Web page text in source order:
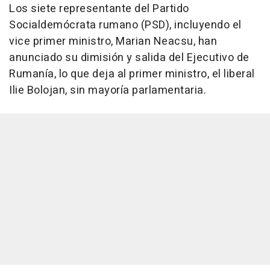
Los siete representante del Partido
Socialdemócrata rumano (PSD), incluyendo el
vice primer ministro, Marian Neacsu, han
anunciado su dimisión y salida del Ejecutivo de
Rumanía, lo que deja al primer ministro, el liberal
Ilie Bolojan, sin mayoría parlamentaria.